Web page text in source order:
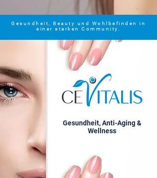
Gesundheit, Beauty und Wohlbefinden in
einer starken Community.
Gesundheit, Anti-Aging &
Wellness